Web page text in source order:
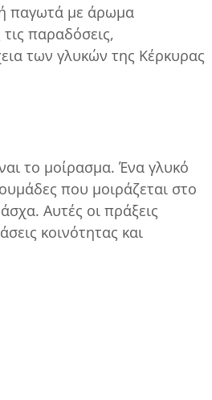
ή παγωτά με άρωμα
παραδόσεις,
των γλυκών της Κέρκυρας
το μοίρασμα. Ένα γλυκό
που μοιράζεται στο
Αυτές οι πράξεις
κοινότητας και